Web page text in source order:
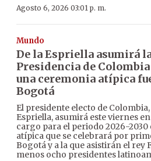
Agosto 6, 2026 03:01 p. m.
Mundo
De la Espriella asumirá
Presidencia de
una ceremonia atípica
Bogotá
El presidente electo de
Espriella, asumirá este viernes
cargo para el periodo 2026-
atípica que se celebrará por
Bogotá y a la que asistirán el rey
menos ocho presidentes